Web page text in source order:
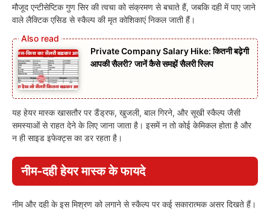
मौजूद एन्टीसेप्टिक गुण सिर की त्वचा को संक्रमण से बचाते हैं, जबकि दही में पाए जाने
वाले लैक्टिक एसिड से स्कैल्प की मृत कोशिकाएं निकल जाती हैं।
Private Company Salary Hike: कितनी बढ़ेगी
आपकी सैलरी? जानें कैसे समझें सैलरी स्लिप
यह हेयर मास्क खासतौर पर डैंड्रफ, खुजली, बाल गिरने, और सूखी स्कैल्प जैसी
समस्याओं से राहत देने के लिए जाना जाता है। इसमें न तो कोई केमिकल होता है और
न ही साइड इफेक्ट्स का डर रहता है।
नीम-दही हेयर मास्क के फायदे
नीम और दही के इस मिश्रण को लगाने से स्कैल्प पर कई सकारात्मक असर दिखते हैं।